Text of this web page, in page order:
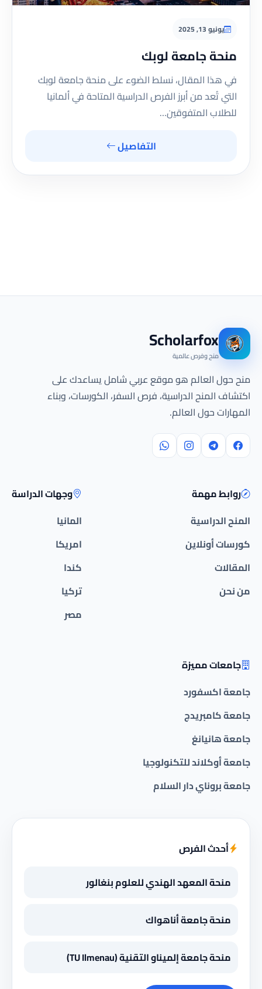
يونيو 13, 2025
منحة جامعة لوبك
في هذا المقال، نسلط الضوء على منحة جامعة لوبك
التي تُعد من أبرز الفرص الدراسية المتاحة في ألمانيا
للطلاب المتفوقين…
التفاصيل
Scholarfox
منح وفرص عالمية
منح حول العالم هو موقع عربي شامل يساعدك على
اكتشاف المنح الدراسية، فرص السفر، الكورسات، وبناء
المهارات حول العالم.
روابط مهمة
المنح الدراسية
كورسات أونلاين
المقالات
من نحن
وجهات الدراسة
المانيا
امريكا
كندا
تركيا
مصر
جامعات مميزة
جامعة اكسفورد
جامعة كامبريدج
جامعة هانيانغ
جامعة أوكلاند للتكنولوجيا
جامعة بروناي دار السلام
أحدث الفرص
منحة المعهد الهندي للعلوم بنغالور
منحة جامعة أناهواك
منحة جامعة إلميناو التقنية (TU Ilmenau)